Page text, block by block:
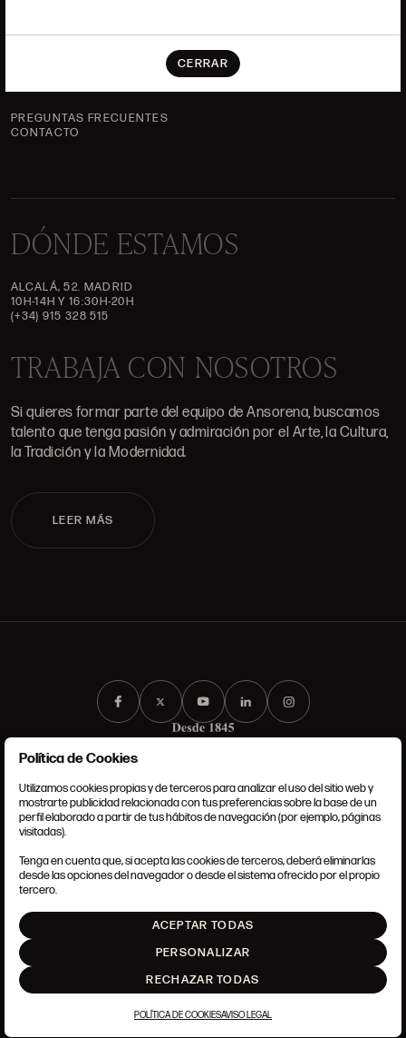
CERRAR
GALERÍA
VALORACIONES
PREGUNTAS FRECUENTES
CONTACTO
DÓNDE ESTAMOS
ALCALÁ, 52. MADRID
10H-14H Y 16:30H-20H
(+34) 915 328 515
TRABAJA CON NOSOTROS
Si quieres formar parte del equipo de Ansorena, buscamos
talento que tenga pasión y admiración por el Arte, la Cultura,
la Tradición y la Modernidad.
LEER MÁS
CONDICIONES GENERALES
POLÍTICA DE COOKIES
AJUSTE DE COOKIES
Política de Cookies
Utilizamos cookies propias y de terceros para analizar el uso del sitio web y
mostrarte publicidad relacionada con tus preferencias sobre la base de un
perfil elaborado a partir de tus hábitos de navegación (por ejemplo, páginas
visitadas).
Tenga en cuenta que, si acepta las cookies de terceros, deberá eliminarlas
desde las opciones del navegador o desde el sistema ofrecido por el propio
tercero.
ACEPTAR TODAS
PERSONALIZAR
RECHAZAR TODAS
POLÍTICA DE COOKIESAVISO LEGAL